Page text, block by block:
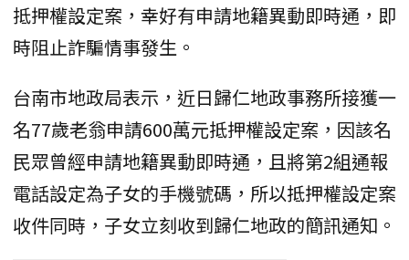
抵押權設定案，幸好有申請地籍異動即時通，即
時阻止詐騙情事發生。
台南市地政局表示，近日歸仁地政事務所接獲一
名77歲老翁申請600萬元抵押權設定案，因該名
民眾曾經申請地籍異動即時通，且將第2組通報
電話設定為子女的手機號碼，所以抵押權設定案
收件同時，子女立刻收到歸仁地政的簡訊通知。